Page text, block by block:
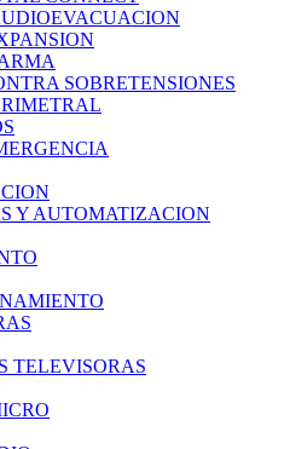
SOBRETENSIONES
Y AUTOMATIZACION
TELEVISORAS